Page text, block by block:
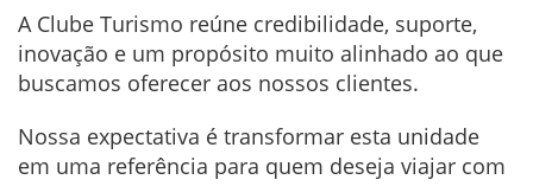
A Clube Turismo reúne credibilidade, suporte,
inovação e um propósito muito alinhado ao que
buscamos oferecer aos nossos clientes.
Nossa expectativa é transformar esta unidade
em uma referência para quem deseja viajar com